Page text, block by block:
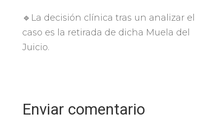
🔹La decisión clínica tras un analizar el
caso es la retirada de dicha Muela del
Juicio.
Enviar comentario